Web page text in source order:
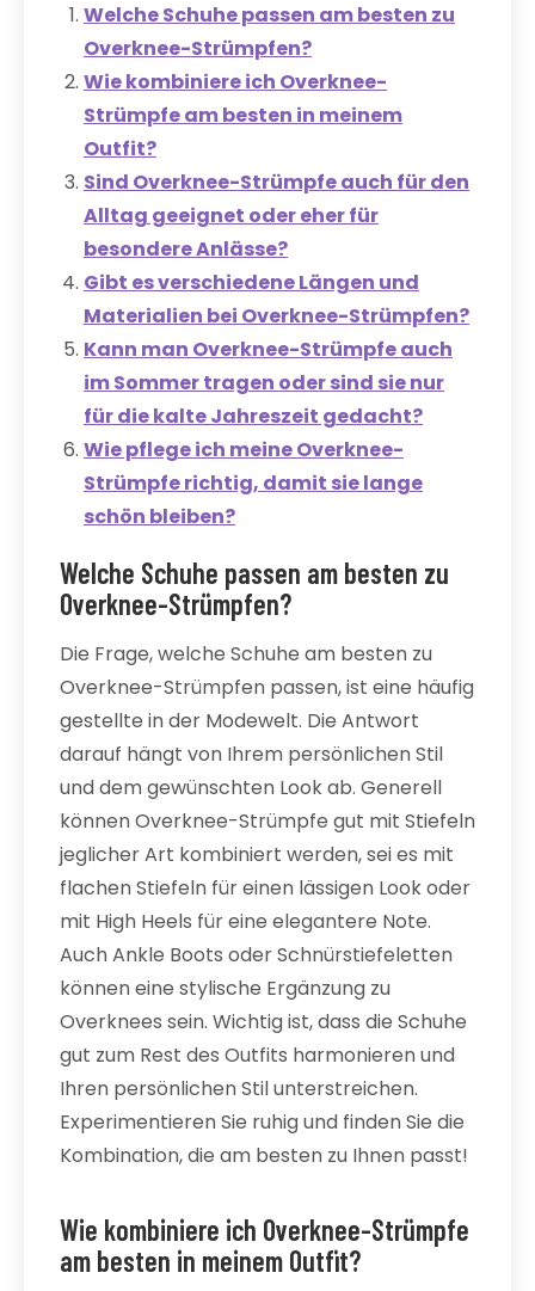
Welche Schuhe passen am besten zu
Overknee-Strümpfen?
Wie kombiniere ich Overknee-
Strümpfe am besten in meinem
Outfit?
Sind Overknee-Strümpfe auch für den
Alltag geeignet oder eher für
besondere Anlässe?
Gibt es verschiedene Längen und
Materialien bei Overknee-Strümpfen?
Kann man Overknee-Strümpfe auch
im Sommer tragen oder sind sie nur
für die kalte Jahreszeit gedacht?
Wie pflege ich meine Overknee-
Strümpfe richtig, damit sie lange
schön bleiben?
Welche Schuhe passen am besten zu
Overknee-Strümpfen?
Die Frage, welche Schuhe am besten zu
Overknee-Strümpfen passen, ist eine häufig
gestellte in der Modewelt. Die Antwort
darauf hängt von Ihrem persönlichen Stil
und dem gewünschten Look ab. Generell
können Overknee-Strümpfe gut mit Stiefeln
jeglicher Art kombiniert werden, sei es mit
flachen Stiefeln für einen lässigen Look oder
mit High Heels für eine elegantere Note.
Auch Ankle Boots oder Schnürstiefeletten
können eine stylische Ergänzung zu
Overknees sein. Wichtig ist, dass die Schuhe
gut zum Rest des Outfits harmonieren und
Ihren persönlichen Stil unterstreichen.
Experimentieren Sie ruhig und finden Sie die
Kombination, die am besten zu Ihnen passt!
Wie kombiniere ich Overknee-Strümpfe
am besten in meinem Outfit?